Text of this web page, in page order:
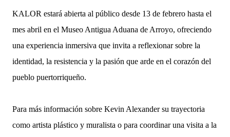
KALOR estará abierta al público desde 13 de febrero hasta el
mes abril en el Museo Antigua Aduana de Arroyo, ofreciendo
una experiencia inmersiva que invita a reflexionar sobre la
identidad, la resistencia y la pasión que arde en el corazón del
pueblo puertorriqueño.
Para más información sobre Kevin Alexander su trayectoria
como artista plástico y muralista o para coordinar una visita a la